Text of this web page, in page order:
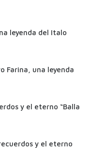
leyenda del Italo
Farina, una leyenda
y el eterno “Balla
y el eterno